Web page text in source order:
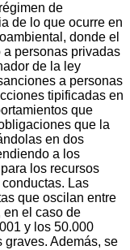
de
de lo que ocurre en
donde el
personas privadas
de la ley
a personas
tipificadas en
que
que la
en dos
a los
los recursos
Las
que oscilan entre
en el caso de
y los 50.000
Además, se